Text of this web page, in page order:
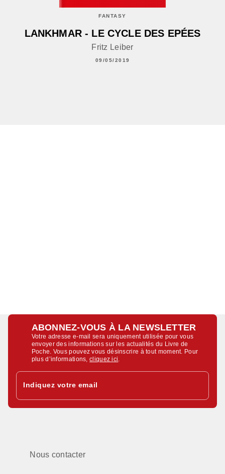
FANTASY
LANKHMAR - LE CYCLE DES EPÉES
Fritz Leiber
09/05/2019
ABONNEZ-VOUS À LA NEWSLETTER
Votre adresse e-mail sera uniquement utilisée pour vous
envoyer des informations sur les actualités du Livre de
Poche. Vous pouvez vous désinscrire à tout moment. Pour
plus d’informations,cliquez ici
Indiquez votre email
Nous contacter